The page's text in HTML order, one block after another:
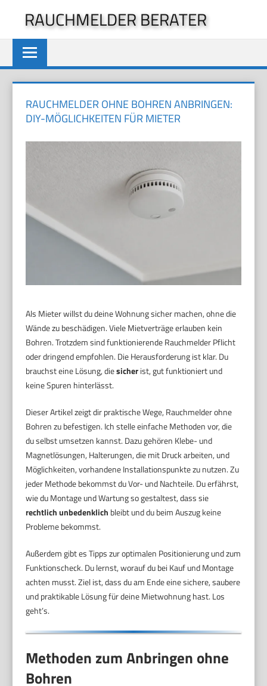
springen
RAUCHMELDER BERATER
RAUCHMELDER OHNE BOHREN ANBRINGEN:
DIY-MÖGLICHKEITEN FÜR MIETER
Als Mieter willst du deine Wohnung sicher machen, ohne die
Wände zu beschädigen. Viele Mietverträge erlauben kein
Bohren. Trotzdem sind funktionierende Rauchmelder Pflicht
oder dringend empfohlen. Die Herausforderung ist klar. Du
brauchst eine Lösung, diesicherist, gut funktioniert und
keine Spuren hinterlässt.
Dieser Artikel zeigt dir praktische Wege, Rauchmelder ohne
Bohren zu befestigen. Ich stelle einfache Methoden vor, die
du selbst umsetzen kannst. Dazu gehören Klebe- und
Magnetlösungen, Halterungen, die mit Druck arbeiten, und
Möglichkeiten, vorhandene Installationspunkte zu nutzen. Zu
jeder Methode bekommst du Vor- und Nachteile. Du erfährst,
wie du Montage und Wartung so gestaltest, dass sie
rechtlich unbedenklich bleibt und du beim Auszug keine
Probleme bekommst.
Außerdem gibt es Tipps zur optimalen Positionierung und zum
Funktionscheck. Du lernst, worauf du bei Kauf und Montage
achten musst. Ziel ist, dass du am Ende eine sichere, saubere
und praktikable Lösung für deine Mietwohnung hast. Los
geht’s.
Methoden zum Anbringen ohne
Bohren